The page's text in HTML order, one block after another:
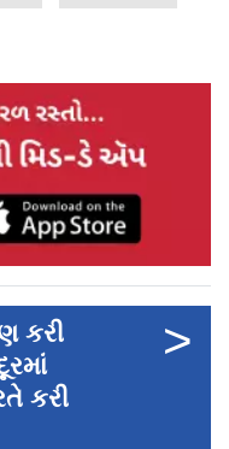
કરી
કરી
>